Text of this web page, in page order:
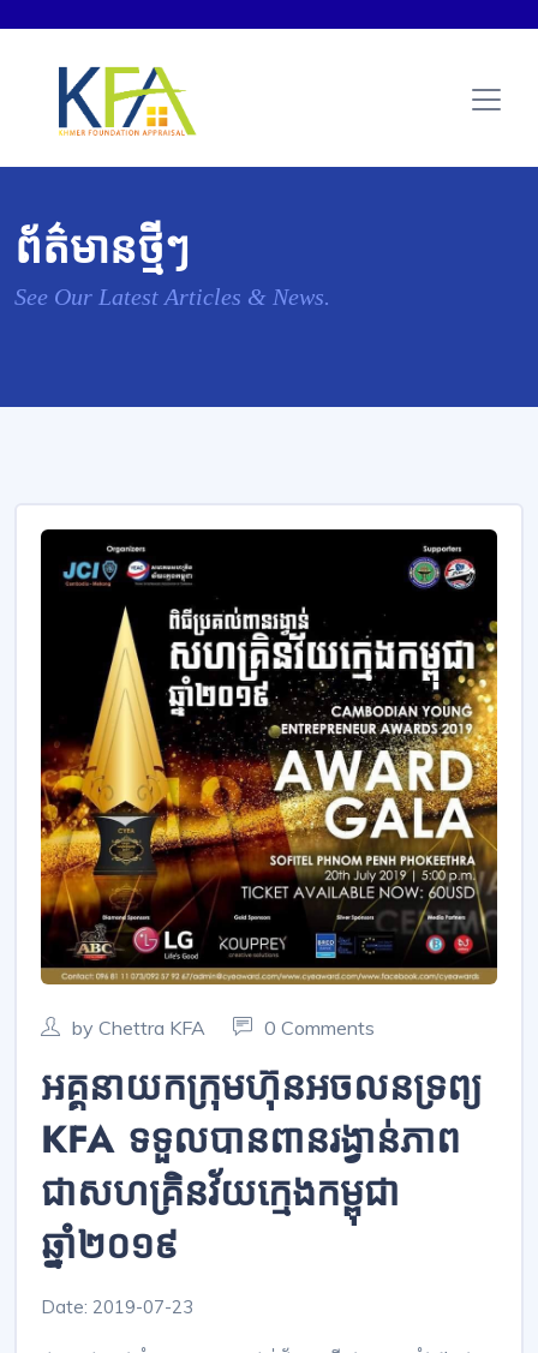
ព័ត៌មានថ្មីៗ
See Our Latest Articles & News.
by Chettra KFA 0 Comments
អគ្គនាយកក្រុមហ៊ុនអចលនទ្រព្យ
KFA ទទួលបានពានរង្វាន់ភាព
ជាសហគ្រិនវ័យក្មេងកម្ពុជា
ឆ្នាំ២០១៩
Date: 2019-07-23